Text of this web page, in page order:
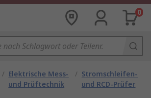
0
/ Elektrische Mess-
und Prüftechnik
/ Stromschleifen-
und RCD-Prüfer